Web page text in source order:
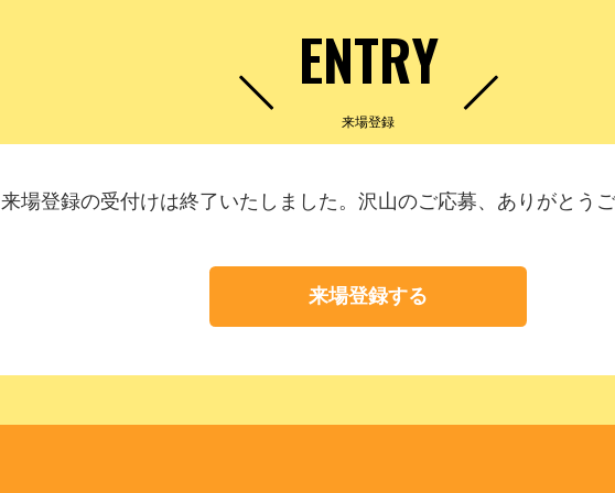
ENTRY
来場登録
来場登録の受付けは終了いたしました。沢山のご応募、ありがとうご
来場登録する